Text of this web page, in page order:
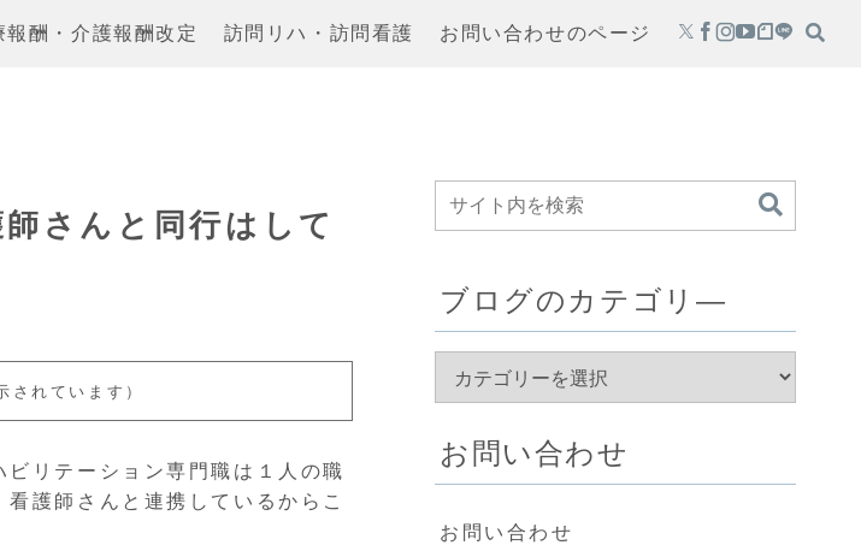
報酬・介護報酬改定 訪問リハ・訪問看護 お問い合わせのページ
さんと同行はして
されています）
リテーション専門職は１人の職
護師さんと連携しているからこ
ブログのカテゴリ―
お問い合わせ
お問い合わせ